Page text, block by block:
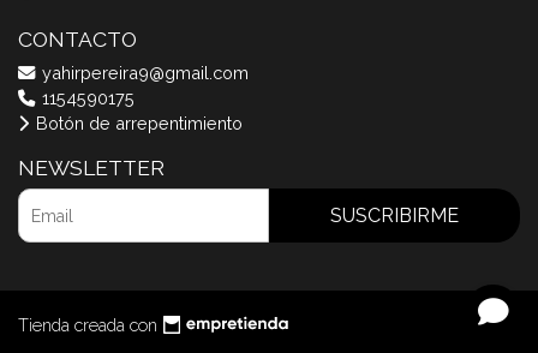
CONTACTO
yahirpereira9@gmail.com
1154590175
Botón de arrepentimiento
NEWSLETTER
SUSCRIBIRME
Tienda creada con